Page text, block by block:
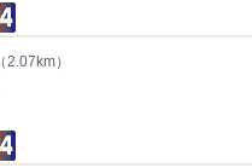
（2.07km）